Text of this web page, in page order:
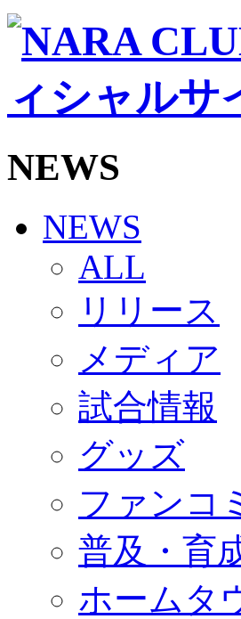
バモス
チアダンススクール
ボランティアチーム「
ビクトリーロード
HOMEGAME
観戦ルール＆マナー
Jリーグ運営管理規定
写真・動画使用ガイドラ
SCHEDULE
2026/27
練習見学時のファンサー
TICKET
奈良クラブ明治安田J3リ
奈良クラブ明治安田Ｊ3
観戦ルール＆マナー
2026/27ファンコミュニテ
サポートショップ
GOODS
オフィシャルストア（実
オンラインストア
ACADEMY
アカデミーについて
コーチ&スタッフ
ジュニア
ジュニアユース
ユース
練習拠点（ナラディーア
SCHOOL
CLUB
NEWS
NEWS
ALL
リリース
メディア
試合情報
グッズ
ファンコ
普及・育
ホームタ